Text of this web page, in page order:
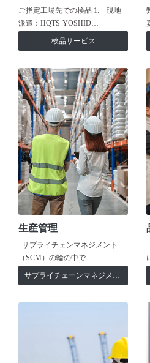
ご指定工場先での検品 1. 現地
派遣：HQTS-YOSHID…
検品サービス
生産管理
サプライチェンマネジメント
（SCM）の輪の中で…
サプライチェーンマネジメント